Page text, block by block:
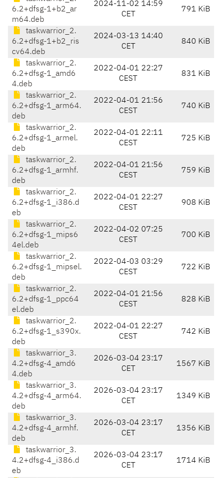
6.2+dfsg-1+b2_ar
m64.deb
2024-11-02 14:59
CET
791 KiB
taskwarrior_2.
6.2+dfsg-1+b2_ris
cv64.deb
2024-03-13 14:40
CET
840 KiB
taskwarrior_2.
6.2+dfsg-1_amd6
4.deb
2022-04-01 22:27
CEST
831 KiB
taskwarrior_2.
6.2+dfsg-1_arm64.
deb
2022-04-01 21:56
CEST
740 KiB
taskwarrior_2.
6.2+dfsg-1_armel.
deb
2022-04-01 22:11
CEST
725 KiB
taskwarrior_2.
6.2+dfsg-1_armhf.
deb
2022-04-01 21:56
CEST
759 KiB
taskwarrior_2.
6.2+dfsg-1_i386.d
eb
2022-04-01 22:27
CEST
908 KiB
taskwarrior_2.
6.2+dfsg-1_mips6
4el.deb
2022-04-02 07:25
CEST
700 KiB
taskwarrior_2.
6.2+dfsg-1_mipsel.
deb
2022-04-03 03:29
CEST
722 KiB
taskwarrior_2.
6.2+dfsg-1_ppc64
el.deb
2022-04-01 21:56
CEST
828 KiB
taskwarrior_2.
6.2+dfsg-1_s390x.
deb
2022-04-01 22:27
CEST
742 KiB
taskwarrior_3.
4.2+dfsg-4_amd6
4.deb
2026-03-04 23:17
CET
1567 KiB
taskwarrior_3.
4.2+dfsg-4_arm64.
deb
2026-03-04 23:17
CET
1349 KiB
taskwarrior_3.
4.2+dfsg-4_armhf.
deb
2026-03-04 23:17
CET
1356 KiB
taskwarrior_3.
4.2+dfsg-4_i386.d
eb
2026-03-04 23:17
CET
1714 KiB